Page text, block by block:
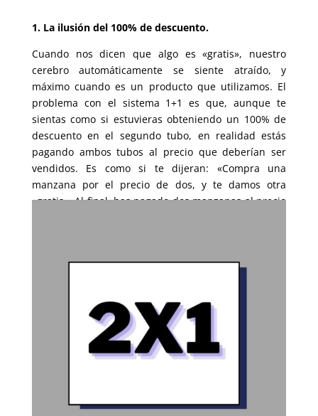
1. La ilusión del 100% de descuento.
Cuando nos dicen que algo es «gratis», nuestro
cerebro automáticamente se siente atraído, y
máximo cuando es un producto que utilizamos. El
problema con el sistema 1+1 es que, aunque te
sientas como si estuvieras obteniendo un 100% de
descuento en el segundo tubo, en realidad estás
pagando ambos tubos al precio que deberían ser
vendidos. Es como si te dijeran: «Compra una
manzana por el precio de dos, y te damos otra
«gratis». Al final, has pagado dos manzanas al precio